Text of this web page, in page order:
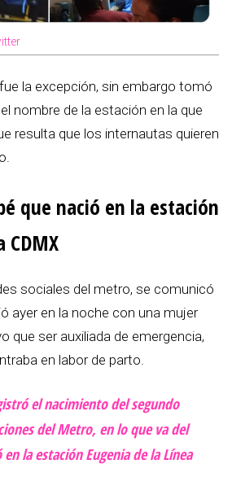
la excepción, sin embargo tomó
nombre de la estación en la que
resulta que los internautas quieren
que nació en la estación
sociales del metro, se comunicó
ayer en la noche con una mujer
que ser auxiliada de emergencia,
en labor de parto.
el nacimiento del segundo
del Metro, en lo que va del
la estación Eugenia de la Línea